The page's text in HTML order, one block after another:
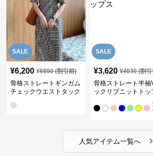
SALE
¥6,200 ¥6890(割引前)
骨格ストレートギンガム
チェックウエストタック
SALE
¥3,620 ¥4030(割引
骨格ストレート半袖
ックリブニットトッ
人気アイテム一覧へ ›